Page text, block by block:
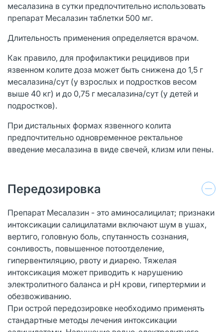
месалазина в сутки предпочтительно использовать
препарат Месалазин таблетки 500 мг.
Длительность применения определяется врачом.
Как правило, для профилактики рецидивов при
язвенном колите доза может быть снижена до 1,5 г
месалазина/сут (у взрослых и подростков весом
выше 40 кг) и до 0,75 г месалазина/сут (у детей и
подростков).
При дистальных формах язвенного колита
предпочтительно одновременное ректальное
введение месалазина в виде свечей, клизм или пены.
Передозировка
Препарат Месалазин - это аминосалицилат; признаки
интоксикации салицилатами включают шум в ушах,
вертиго, головную боль, спутанность сознания,
сонливость, повышенное потоотделение,
гипервентиляцию, рвоту и диарею. Тяжелая
интоксикация может приводить к нарушению
электролитного баланса и pH крови, гипертермии и
обезвоживанию.
При острой передозировке необходимо применять
стандартные методы лечения интоксикации